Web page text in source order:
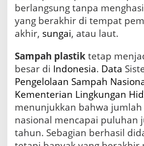
r
berlangsung tanpa
yang berakhir di tempat
akhir, sungai, atau laut.
Sampah plastiktetap
besar di Indonesia. Data
Pengelolaan Sampah
Kementerian Lingkungan
menunjukkan bahwa
nasional mencapai puluhan
tahun. Sebagian berhasil